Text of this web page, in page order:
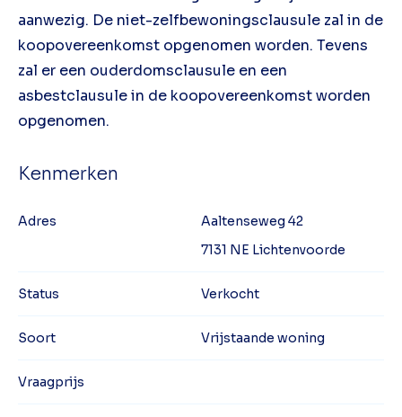
aanwezig. De niet-zelfbewoningsclausule zal in de
koopovereenkomst opgenomen worden. Tevens
zal er een ouderdomsclausule en een
asbestclausule in de koopovereenkomst worden
opgenomen.
Kenmerken
Adres
Aaltenseweg 42
7131 NE Lichtenvoorde
Status Verkocht
Soort Vrijstaande woning
Vraagprijs